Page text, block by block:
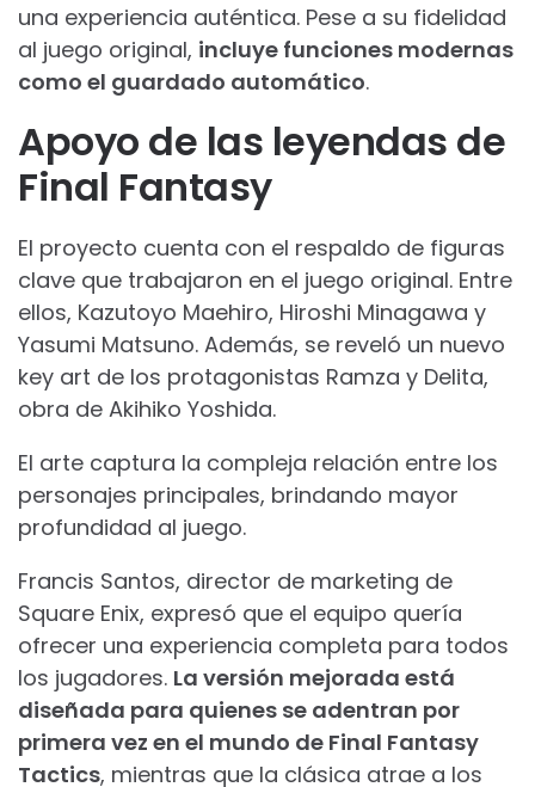
una experiencia auténtica. Pese a su fidelidad
al juego original, incluye funciones modernas
como el guardado automático.
Apoyo de las leyendas de
Final Fantasy
El proyecto cuenta con el respaldo de figuras
clave que trabajaron en el juego original. Entre
ellos, Kazutoyo Maehiro, Hiroshi Minagawa y
Yasumi Matsuno. Además, se reveló un nuevo
key art de los protagonistas Ramza y Delita,
obra de Akihiko Yoshida.
El arte captura la compleja relación entre los
personajes principales, brindando mayor
profundidad al juego.
Francis Santos, director de marketing de
Square Enix, expresó que el equipo quería
ofrecer una experiencia completa para todos
los jugadores. La versión mejorada está
diseñada para quienes se adentran por
primera vez en el mundo de Final Fantasy
Tactics, mientras que la clásica atrae a los